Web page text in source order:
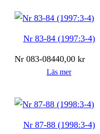
Nr 83-84 (1997:3-4)
Nr 083-08440,00kr
Läs mer
Nr 87-88 (1998:3-4)